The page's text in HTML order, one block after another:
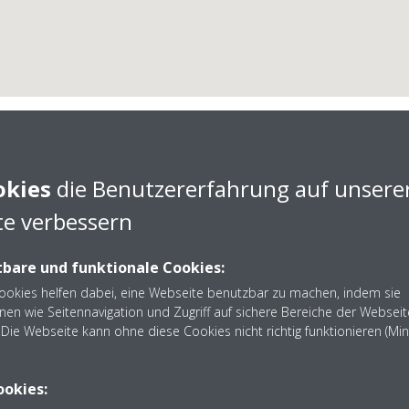
Becker Anlagenbau
Becker Anlagenbau GmbH aus Saarbrücken - Nehmen
die Benutzererfahrung auf
verbessern
und funktionale Cookies:
helfen dabei, eine Webseite benutzbar zu machen, indem sie
wie Seitennavigation und Zugriff auf sichere Bereiche der
Webseite kann ohne diese Cookies nicht richtig funktionieren